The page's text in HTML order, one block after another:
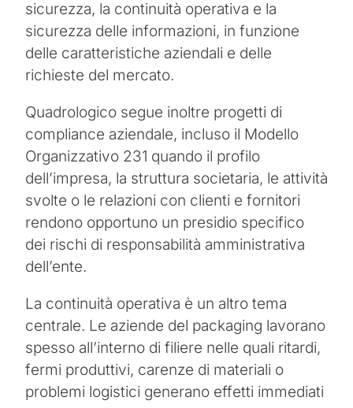
sicurezza, la continuità operativa e la
sicurezza delle informazioni, in funzione
delle caratteristiche aziendali e delle
richieste del mercato.
Quadrologico segue inoltre progetti di
compliance aziendale, incluso il Modello
Organizzativo 231 quando il profilo
dell’impresa, la struttura societaria, le attività
svolte o le relazioni con clienti e fornitori
rendono opportuno un presidio specifico
dei rischi di responsabilità amministrativa
dell’ente.
La continuità operativa è un altro tema
centrale. Le aziende del packaging lavorano
spesso all’interno di filiere nelle quali ritardi,
fermi produttivi, carenze di materiali o
problemi logistici generano effetti immediati